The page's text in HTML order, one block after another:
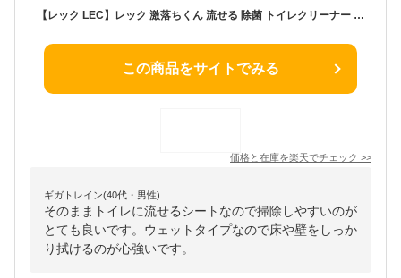
【レック LEC】レック 激落ちくん 流せる 除菌 トイレクリーナー 24枚 S00280
この商品をサイトでみる
価格と在庫を楽天でチェック >>
ギガトレイン(40代・男性)
そのままトイレに流せるシートなので掃除しやすいのが
とても良いです。ウェットタイプなので床や壁をしっか
り拭けるのが心強いです。